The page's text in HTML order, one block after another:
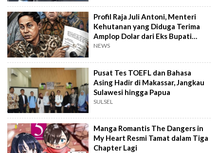
Profil Raja Juli Antoni, Menteri
Kehutanan yang Diduga Terima
Amplop Dolar dari Eks Bupati
Kuansing
NEWS
Pusat Tes TOEFL dan Bahasa
Asing Hadir di Makassar, Jangkau
Sulawesi hingga Papua
SULSEL
Manga Romantis The Dangers in
My Heart Resmi Tamat dalam Tiga
Chapter Lagi